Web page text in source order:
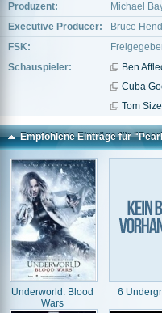
Produzent:
Michael
Executive Producer:
Bruce
FSK:
Schauspieler:
Ben
Cuba
Tom
Empfohlene Einträge für
Underworld: Blood
Wars
6